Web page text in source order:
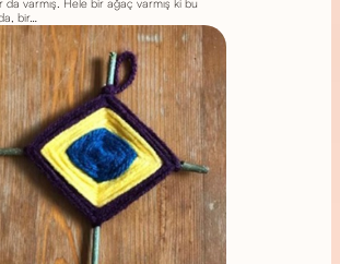
da varmış. Hele bir ağaç varmış ki bu
bir…